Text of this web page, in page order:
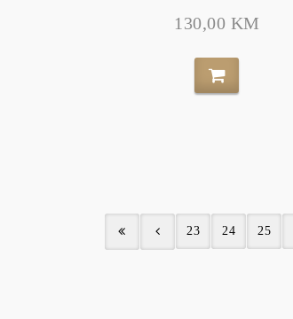
130,00 KM
23 24 25